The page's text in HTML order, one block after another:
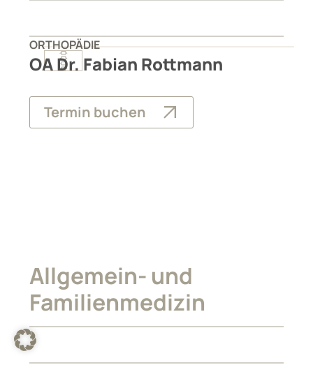
ORTHOPÄDIE
OA Dr. Fabian Rottmann
Termin buchen
Allgemein- und
Familienmedizin